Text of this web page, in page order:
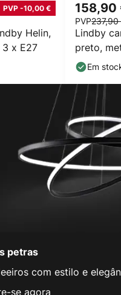
Helin,
x E27
PVP -10,00 €
Lindby
preto,
158,90
PVP237,90
Em
petras
com estilo e
se agora